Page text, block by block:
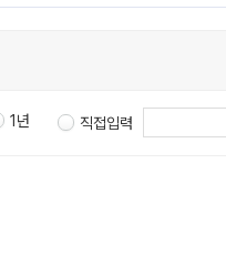
1년 직접입력